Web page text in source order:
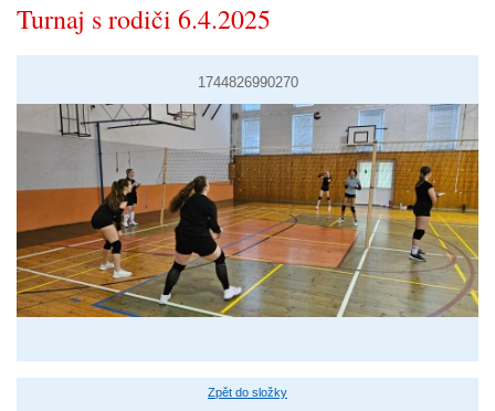
Turnaj s rodiči 6.4.2025
1744826990270
Zpět do složky